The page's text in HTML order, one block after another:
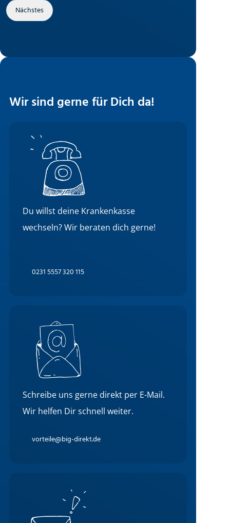
Wir sind gerne für Dich da!
Du willst deine Krankenkasse
wechseln? Wir beraten dich gerne!
0231 5557 320 115
Schreibe uns gerne direkt per E-Mail.
Wir helfen Dir schnell weiter.
vorteile@big-direkt.de